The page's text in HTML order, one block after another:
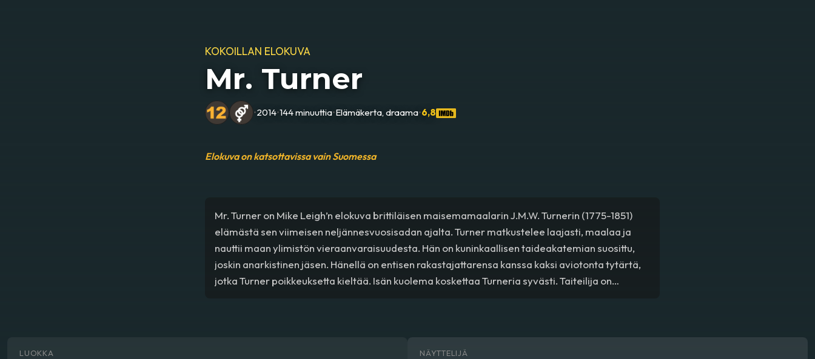
KOKOILLAN ELOKUVA
Mr. Turner
•2014•144 minuuttia•Elämäkerta, draama•6,8
Elokuva on katsottavissa vain Suomessa
Mr. Turner on Mike Leigh’n elokuva brittiläisen maisemamaalarin J.M.W. Turnerin (1775-1851)
elämästä sen viimeisen neljännesvuosisadan ajalta. Turner matkustelee laajasti, maalaa ja
nauttii maan ylimistön vieraanvaraisuudesta. Hän on kuninkaallisen taideakatemian suosittu,
joskin anarkistinen jäsen. Hänellä on entisen rakastajattarensa kanssa kaksi aviotonta tytärtä,
jotka Turner poikkeuksetta kieltää. Isän kuolema koskettaa Turneria syvästi. Taiteilija on
LUOKKA NÄYTTELIJÄ